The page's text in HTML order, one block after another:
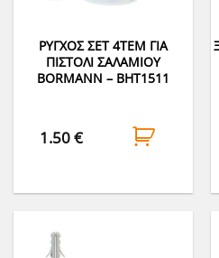
ΡΥΓΧΟΣ ΣΕΤ 4ΤΕΜ ΓΙΑ
ΠΙΣΤΟΛΙ ΣΑΛΑΜΙΟΥ
BORMANN – BHT1511
1.50€